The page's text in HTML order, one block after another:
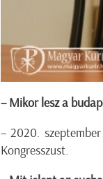
– Mikor lesz a
– 2020.
Kongresszust.